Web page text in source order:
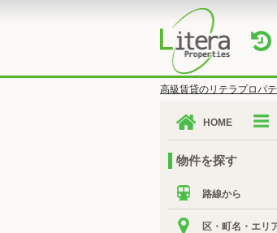
高級賃貸のリテラプロパ
HOME
物件を探す
路線から
区・町名・エリ